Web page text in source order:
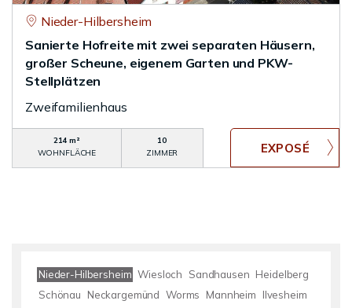
Nieder-Hilbersheim
Sanierte Hofreite mit zwei separaten Häusern,
großer Scheune, eigenem Garten und PKW-
Stellplätzen
Zweifamilienhaus
214 m²
WOHNFLÄCHE
10
ZIMMER
Nieder-Hilbersheim Wiesloch Sandhausen Heidelberg
Schönau
Neckargemünd Worms Mannheim
Ilvesheim